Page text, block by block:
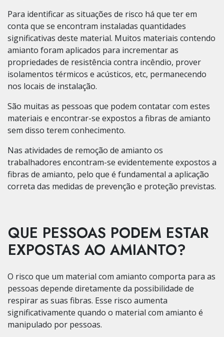
Para identificar as situações de risco há que ter em
conta que se encontram instaladas quantidades
significativas deste material. Muitos materiais contendo
amianto foram aplicados para incrementar as
propriedades de resistência contra incêndio, prover
isolamentos térmicos e acústicos, etc, permanecendo
nos locais de instalação.
São muitas as pessoas que podem contatar com estes
materiais e encontrar-se expostos a fibras de amianto
sem disso terem conhecimento.
Nas atividades de remoção de amianto os
trabalhadores encontram-se evidentemente expostos a
fibras de amianto, pelo que é fundamental a aplicação
correta das medidas de prevenção e proteção previstas.
QUE PESSOAS PODEM ESTAR
EXPOSTAS AO AMIANTO?
O risco que um material com amianto comporta para as
pessoas depende diretamente da possibilidade de
respirar as suas fibras. Esse risco aumenta
significativamente quando o material com amianto é
manipulado por pessoas.